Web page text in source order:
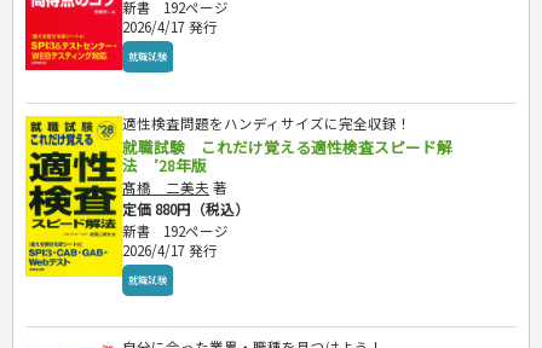
新書
192ページ
2026/4/17 発行
就職試験
適性検査問題をハンディサイズに完全収録！
就職試験 これだけ覚える適性検査スピード解
法 ’28年版
髙橋 二美夫 著
定価 880円（税込）
新書
192ページ
2026/4/17 発行
就職試験